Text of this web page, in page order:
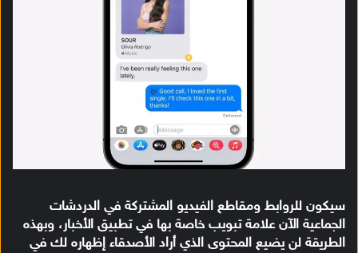
سيكون للروابط ومقاطع الفيديو المشتركة في الدردشات
الجماعية الآن علامة تبويب خاصة بها في تطبيق الأخبار، وبهذه
الطريقة لن يضيع المحتوى الذي أراد الأصدقاء إظهاره لك في